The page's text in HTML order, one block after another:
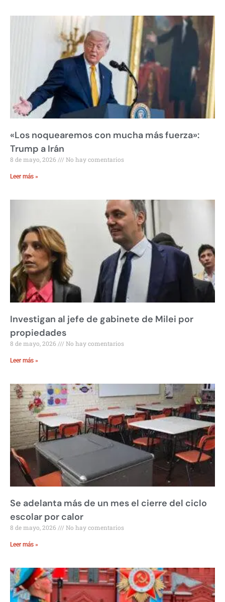
«Los noquearemos con mucha más fuerza»:
Trump a Irán
8 de mayo, 2026 No hay comentarios
Leer más »
Investigan al jefe de gabinete de Milei por
propiedades
8 de mayo, 2026 No hay comentarios
Leer más »
Se adelanta más de un mes el cierre del ciclo
escolar por calor
8 de mayo, 2026 No hay comentarios
Leer más »